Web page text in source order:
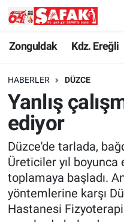
Zonguldak Kdz. Ereğli
HABERLER DÜZCE
Yanlış
ediyor
Düzce'de tarlada,
Üreticiler yıl
toplamaya başladı.
yöntemlerine karşı
Hastanesi
Zonguldak
Kdz. Ereğli
Çaycuma
Devrek
Kilimli
Asayiş
Zonguldak Nöbetçi
Zonguldak Hava
Zonguldak Namaz
Zonguldak Trafik
Süper Lig Puan
Tüm Manşetler